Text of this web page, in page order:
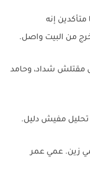
متأكدين إنه
من البيت واصل.
مقتلش شداد، وحامد
مفيش دليل.
زين. عمي عمر